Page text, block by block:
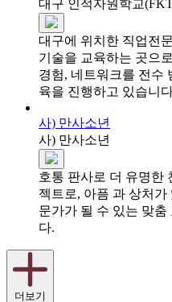
대구 인적자원학교
대구에 위치한 직업전
기술을 교육하는 곳으
경험, 네트워크를 전수
육을 진행하고 있습니
사) 만사소년
사) 만사소년
호통 판사로 더 유명한
젝트로, 아픔 과 상처가
문가가 될 수 있는 맞춤
다.
더보기